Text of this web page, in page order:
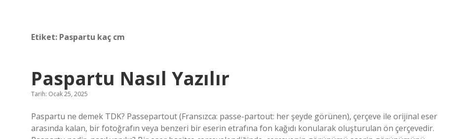
Etiket: Paspartu kaç cm
Paspartu Nasıl Yazılır
Tarih: Ocak 25, 2025
Paspartu ne demek TDK? Passepartout (Fransızca: passe-partout: her şeyde görünen), çerçeve ile orijinal eser
arasında kalan, bir fotoğrafın veya benzeri bir eserin etrafına fon kağıdı konularak oluşturulan ön çerçevedir.